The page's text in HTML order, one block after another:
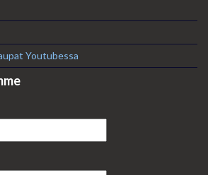
Youtubessa